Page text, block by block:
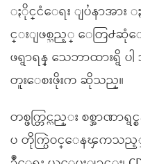
ႏိုင္ငံေရး ျပႆနာအာ
င္းျဖစ္သည့္ ေတြ႕ဆုံေ
ဖရွာရန္ သေဘာထားရွိ
တူးေစးဖိုးက ဆိုသည္။
တစ္ဖက္တြင္လည္း စစ္အာဏ
ပ တိုက္ပြဲဝင္ေနၾကသည့္